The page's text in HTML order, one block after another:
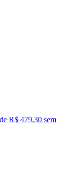
R$ 479,30 sem